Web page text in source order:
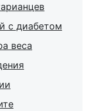
с диабетом
веса